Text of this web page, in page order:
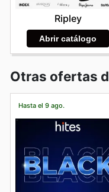
Ripley
Abrir catálogo
Otras ofertas
Hasta el 9 ago.